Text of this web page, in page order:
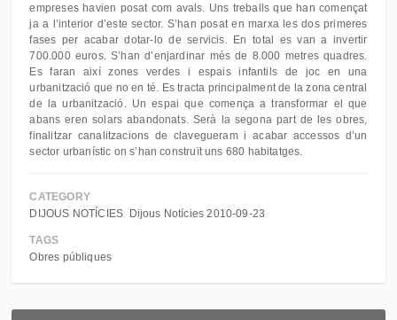
empreses havien posat com avals. Uns treballs que han començat
ja a l’interior d’este sector. S’han posat en marxa les dos primeres
fases per acabar dotar-lo de servicis. En total es van a invertir
700.000 euros. S’han d’enjardinar més de 8.000 metres quadres.
Es faran així zones verdes i espais infantils de joc en una
urbanització que no en té. Es tracta principalment de la zona central
de la urbanització. Un espai que comença a transformar el que
abans eren solars abandonats. Serà la segona part de les obres,
finalitzar canalitzacions de clavegueram i acabar accessos d’un
sector urbanístic on s’han construït uns 680 habitatges.
CATEGORY
DIJOUS NOTÍCIES
Dijous Notícies 2010-09-23
TAGS
Obres públiques